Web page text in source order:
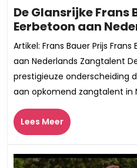
De Glansrijke Frans
Eerbetoon aan
Artikel: Frans Bauer Prijs Frans
aan Nederlands Zangtalent
prestigieuze onderscheiding
aan opkomend zangtalent in
Lees MeerLees
Meer